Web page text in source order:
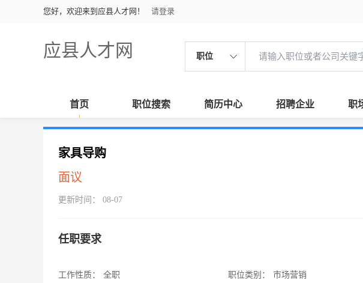
您好，欢迎来到应县人才网！ 请登录
应县人才网 职位
首页 职位搜索 简历中心 招聘企业 职
家具导购
面议
更新时间： 08-07
任职要求
工作性质：
全职
职位类别：
市场营销